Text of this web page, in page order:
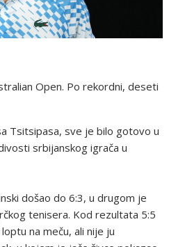
Open. Po rekordni, deseti
Tsitsipasa, sve je bilo gotovo u
srbijanskog igrača u
došao do 6:3, u drugom je
tenisera. Kod rezultata 5:5
na meču, ali nije ju